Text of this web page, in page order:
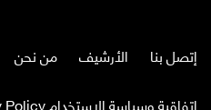
إتصل بنا الأرشيف
من نحن
إتفاقية وسياسة الإستخدام Privacy Policy